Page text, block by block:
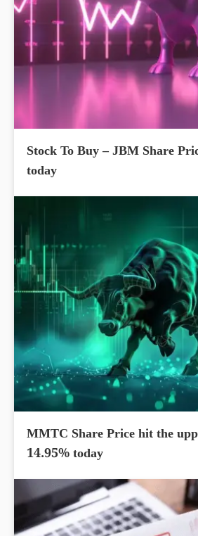
Stock To Buy – JBM Share
today
MMTC Share Price hit the
14.95% today